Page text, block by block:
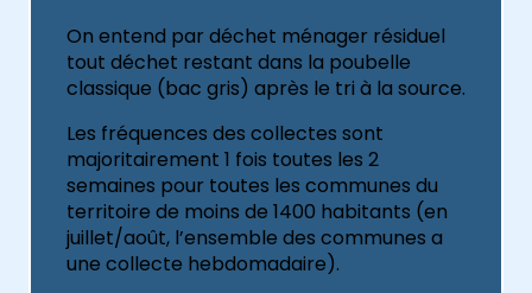
On entend par déchet ménager résiduel
tout déchet restant dans la poubelle
classique (bac gris) après le tri à la source.
Les fréquences des collectes sont
majoritairement 1 fois toutes les 2
semaines pour toutes les communes du
territoire de moins de 1400 habitants (en
juillet/août, l’ensemble des communes a
une collecte hebdomadaire).